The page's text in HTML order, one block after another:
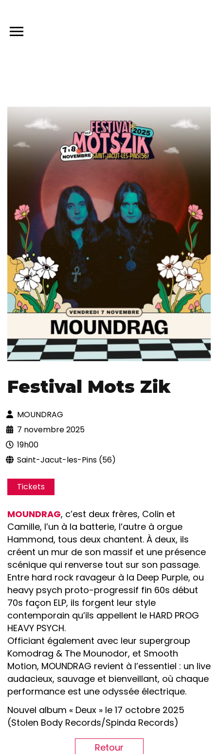
Festival Mots Zik
MOUNDRAG
7 novembre 2025
19h00
Saint-Jacut-les-Pins (56)
Tickets
MOUNDRAG, c’est deux frères, Colin et
Camille, l’un à la batterie, l’autre à orgue
Hammond, tous deux chantent. À deux, ils
créent un mur de son massif et une présence
scénique qui renverse tout sur son passage.
Entre hard rock ravageur à la Deep Purple, ou
heavy psych proto-progressif fin 60s début
70s façon ELP, ils forgent leur style
contemporain qu’ils appellent le HARD PROG
HEAVY PSYCH.
Officiant également avec leur supergroup
Komodrag & The Mounodor, et Smooth
Motion, MOUNDRAG revient à l’essentiel : un live
audacieux, sauvage et bienveillant, où chaque
performance est une odyssée électrique.
Nouvel album « Deux » le 17 octobre 2025
(Stolen Body Records/Spinda Records)
Retour